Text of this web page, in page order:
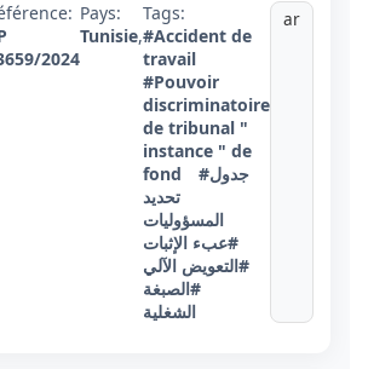
2024
Pays:
Tunisie,
Tags:
#Accident de
travail
#Pouvoir
discriminatoire
de tribunal "
instance " de
fond
#جدول
تحديد
المسؤوليات
#عبء الإثبات
#التعويض الآلي
#الصبغة
الشغلية
ar